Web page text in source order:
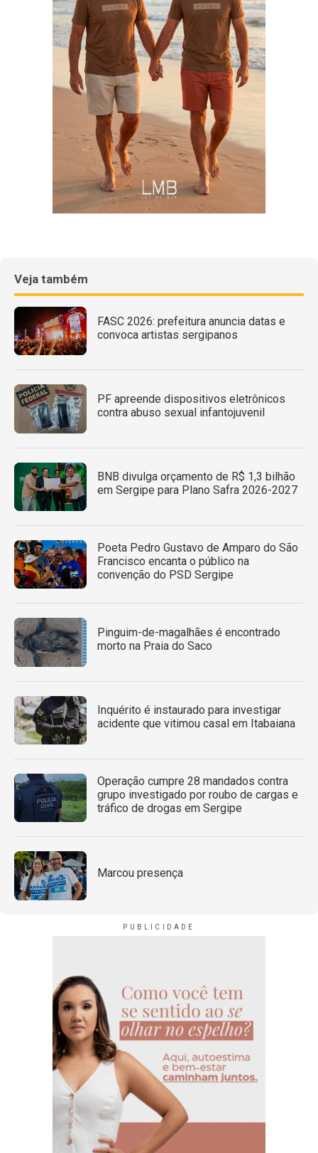
Veja também
FASC 2026: prefeitura anuncia datas e
convoca artistas sergipanos
PF apreende dispositivos eletrônicos
contra abuso sexual infantojuvenil
BNB divulga orçamento de R$ 1,3 bilhão
em Sergipe para Plano Safra 2026-2027
Poeta Pedro Gustavo de Amparo do São
Francisco encanta o público na
convenção do PSD Sergipe
Pinguim-de-magalhães é encontrado
morto na Praia do Saco
Inquérito é instaurado para investigar
acidente que vitimou casal em Itabaiana
Operação cumpre 28 mandados contra
grupo investigado por roubo de cargas e
tráfico de drogas em Sergipe
Marcou presença